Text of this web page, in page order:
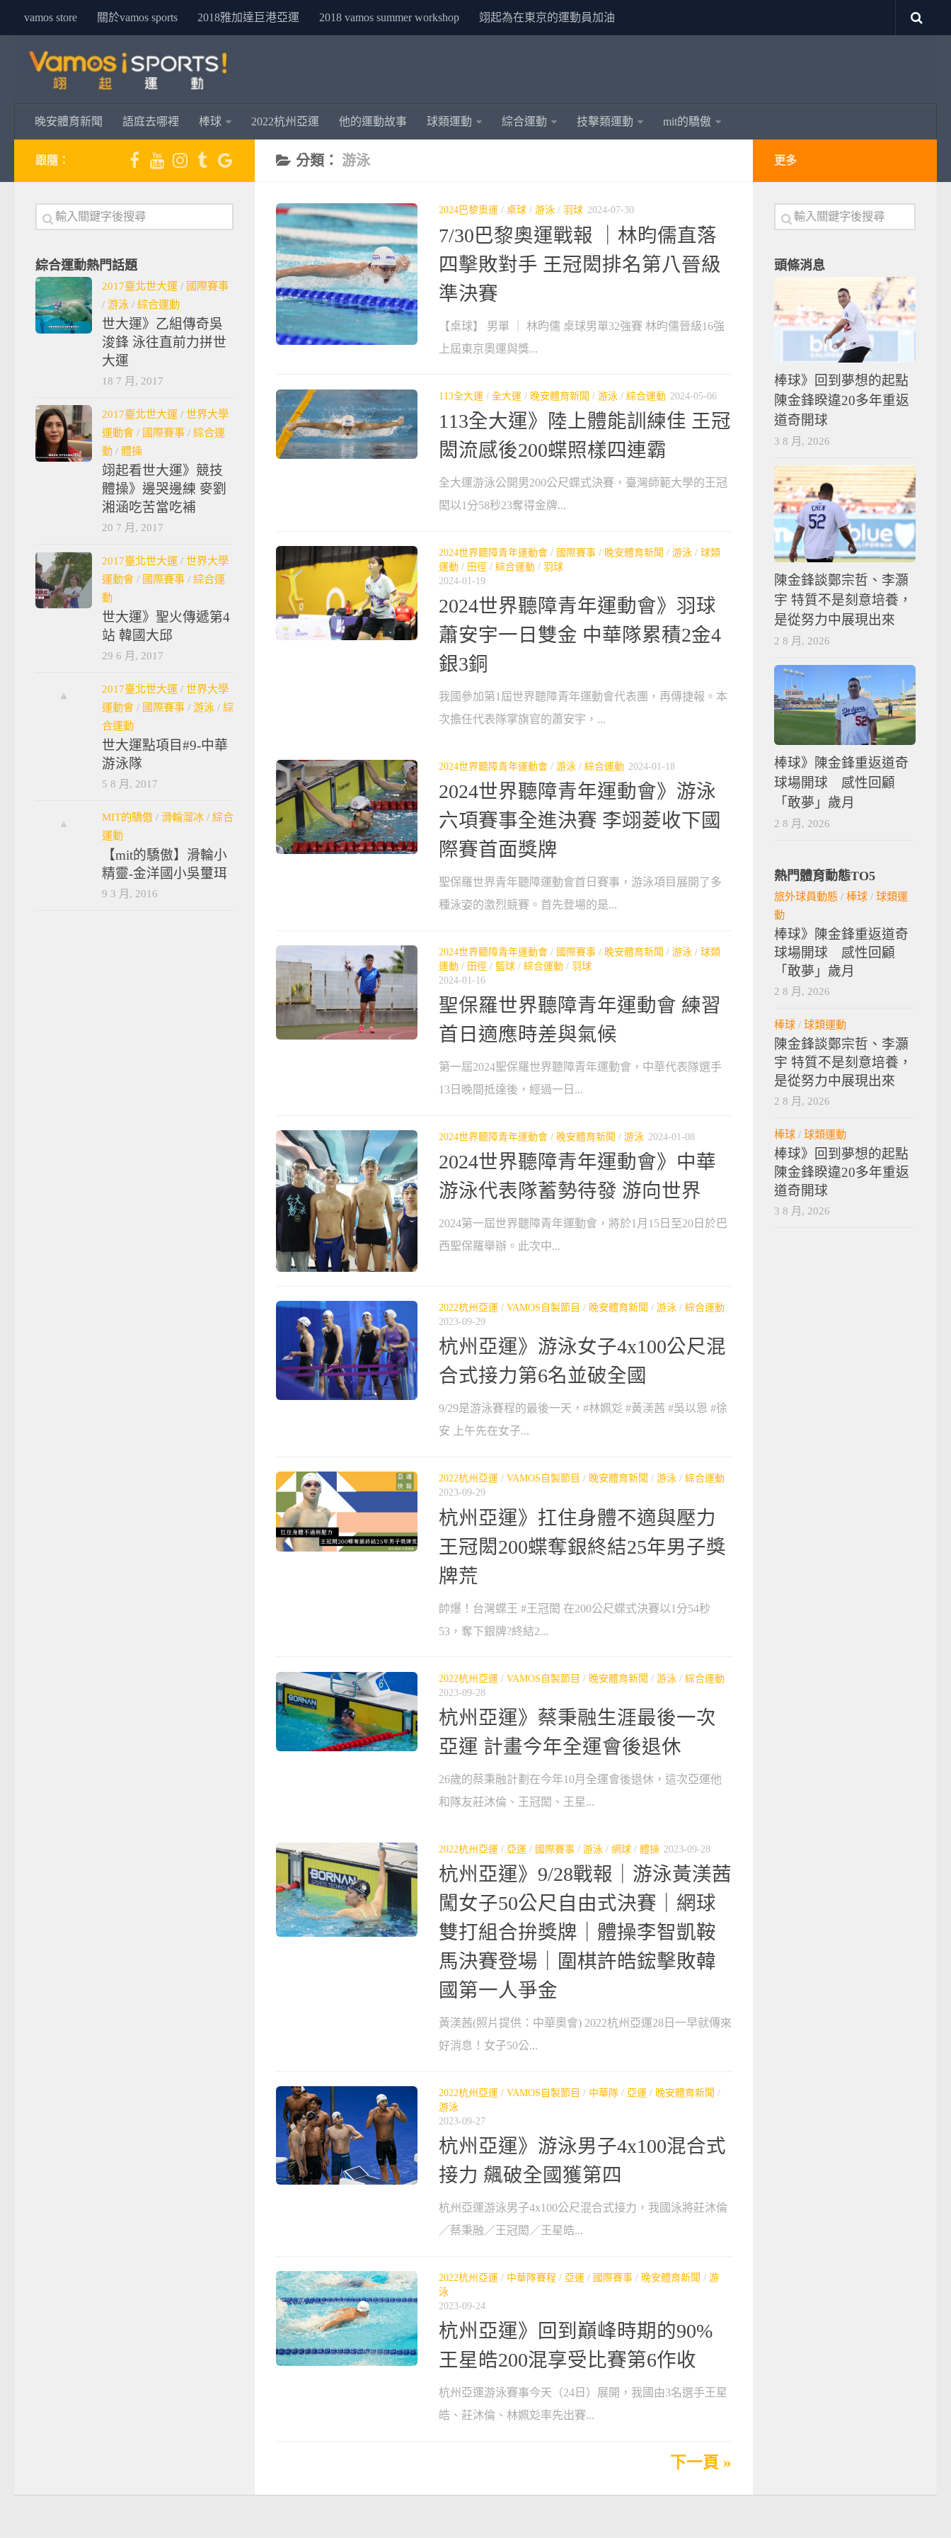
vamos store 關於vamos sports 2018雅加達巨港亞運 2018 vamos summer workshop 翊起為在東京的運動員加油
晚安體育新聞 語庭去哪裡 棒球 2022杭州亞運 他的運動故事 球類運動 綜合運動 技擊類運動 mit的驕傲
分類： 游泳
2024巴黎奧運 / 桌球 / 游泳 / 羽球 2024-07-30
7/30巴黎奧運戰報 ｜林昀儒直落
四擊敗對手 王冠閎排名第八晉級
準決賽
【桌球】 男單 ｜ 林昀儒 桌球男單32強賽 林昀儒晉級16強
上屆東京奧運與獎...
113全大運 / 全大運 / 晚安體育新聞 / 游泳 / 綜合運動 2024-05-06
113全大運》陸上體能訓練佳 王冠
閎流感後200蝶照樣四連霸
全大運游泳公開男200公尺蝶式決賽，臺灣師範大學的王冠
閎以1分58秒23奪得金牌...
2024世界聽障青年運動會 / 國際賽事 / 晚安體育新聞 / 游泳 / 球類
運動 / 田徑 / 綜合運動 / 羽球
2024-01-19
2024世界聽障青年運動會》羽球
蕭安宇一日雙金 中華隊累積2金4
銀3銅
我國參加第1屆世界聽障青年運動會代表團，再傳捷報。本
次擔任代表隊掌旗官的蕭安宇，...
2024世界聽障青年運動會 / 游泳 / 綜合運動 2024-01-18
2024世界聽障青年運動會》游泳
六項賽事全進決賽 李翊菱收下國
際賽首面獎牌
聖保羅世界青年聽障運動會首日賽事，游泳項目展開了多
種泳姿的激烈競賽。首先登場的是...
2024世界聽障青年運動會 / 國際賽事 / 晚安體育新聞 / 游泳 / 球類
運動 / 田徑 / 籃球 / 綜合運動 / 羽球
2024-01-16
聖保羅世界聽障青年運動會 練習
首日適應時差與氣候
第一屆2024聖保羅世界聽障青年運動會，中華代表隊選手
13日晚間抵達後，經過一日...
2024世界聽障青年運動會 / 晚安體育新聞 / 游泳 2024-01-08
2024世界聽障青年運動會》中華
游泳代表隊蓄勢待發 游向世界
2024第一屆世界聽障青年運動會，將於1月15日至20日於巴
西聖保羅舉辦。此次中...
2022杭州亞運 / VAMOS自製節目 / 晚安體育新聞 / 游泳 / 綜合運動
2023-09-29
杭州亞運》游泳女子4x100公尺混
合式接力第6名並破全國
9/29是游泳賽程的最後一天，#林姵彣 #黃渼茜 #吳以恩 #徐
安 上午先在女子...
2022杭州亞運 / VAMOS自製節目 / 晚安體育新聞 / 游泳 / 綜合運動
2023-09-29
杭州亞運》扛住身體不適與壓力
王冠閎200蝶奪銀終結25年男子獎
牌荒
帥爆！台灣蝶王 #王冠閎 在200公尺蝶式決賽以1分54秒
53，奪下銀牌?終結2...
2022杭州亞運 / VAMOS自製節目 / 晚安體育新聞 / 游泳 / 綜合運動
2023-09-28
杭州亞運》蔡秉融生涯最後一次
亞運 計畫今年全運會後退休
26歲的蔡秉融計劃在今年10月全運會後退休，這次亞運他
和隊友莊沐倫、王冠閎、王星...
2022杭州亞運 / 亞運 / 國際賽事 / 游泳 / 網球 / 體操 2023-09-28
杭州亞運》9/28戰報｜游泳黃渼茜
闖女子50公尺自由式決賽｜網球
雙打組合拚獎牌｜體操李智凱鞍
馬決賽登場｜圍棋許皓鋐擊敗韓
國第一人爭金
黃渼茜(照片提供：中華奧會) 2022杭州亞運28日一早就傳來
好消息！女子50公...
2022杭州亞運 / VAMOS自製節目 / 中華隊 / 亞運 / 晚安體育新聞 /
游泳
2023-09-27
杭州亞運》游泳男子4x100混合式
接力 飆破全國獲第四
杭州亞運游泳男子4x100公尺混合式接力，我國泳將莊沐倫
／蔡秉融／王冠閎／王星皓...
2022杭州亞運 / 中華隊賽程 / 亞運 / 國際賽事 / 晚安體育新聞 / 游
泳
2023-09-24
杭州亞運》回到巔峰時期的90%
王星皓200混享受比賽第6作收
杭州亞運游泳賽事今天（24日）展開，我國由3名選手王星
皓、莊沐倫、林姵彣率先出賽...
下一頁 »
跟隨：
綜合運動熱門話題
2017臺北世大運 / 國際賽事
/ 游泳 / 綜合運動
世大運》乙組傳奇吳
浚鋒 泳往直前力拼世
大運
18 7 月, 2017
2017臺北世大運 / 世界大學
運動會 / 國際賽事 / 綜合運
動 / 體操
翊起看世大運》競技
體操》邊哭邊練 麥劉
湘涵吃苦當吃補
20 7 月, 2017
2017臺北世大運 / 世界大學
運動會 / 國際賽事 / 綜合運
動
世大運》聖火傳遞第4
站 韓國大邱
29 6 月, 2017
2017臺北世大運 / 世界大學
運動會 / 國際賽事 / 游泳 / 綜
合運動
世大運點項目#9-中華
游泳隊
5 8 月, 2017
MIT的驕傲 / 滑輪溜冰 / 綜合
運動
【mit的驕傲】滑輪小
精靈-金洋國小吳璽珥
9 3 月, 2016
更多
頭條消息
棒球》回到夢想的起點
陳金鋒睽違20多年重返
道奇開球
3 8 月, 2026
陳金鋒談鄭宗哲、李灝
宇 特質不是刻意培養，
是從努力中展現出來
2 8 月, 2026
棒球》陳金鋒重返道奇
球場開球 感性回顧
「敢夢」歲月
2 8 月, 2026
熱門體育動態TO5
旅外球員動態 / 棒球 / 球類運
動
棒球》陳金鋒重返道奇
球場開球 感性回顧
「敢夢」歲月
2 8 月, 2026
棒球 / 球類運動
陳金鋒談鄭宗哲、李灝
宇 特質不是刻意培養，
是從努力中展現出來
2 8 月, 2026
棒球 / 球類運動
棒球》回到夢想的起點
陳金鋒睽違20多年重返
道奇開球
3 8 月, 2026